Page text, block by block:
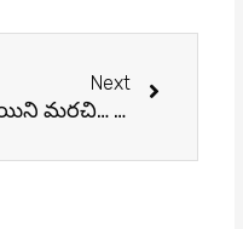
Next
స్థాయిని మరచి… అసభ్య పదజాలం
Next